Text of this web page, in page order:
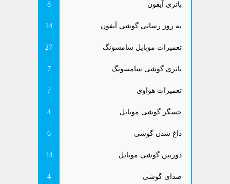
باتری آیفون 8
به روز رسانی گوشی آیفون 14
تعمیرات موبایل سامسونگ 27
باتری گوشی سامسونگ 7
تعمیرات هواوی 7
حسگر گوشی موبایل 4
داغ شدن گوشی 6
دوربین گوشی موبایل 14
صدای گوشی 4